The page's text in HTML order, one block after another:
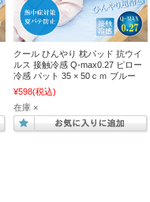
クール ひんやり 枕パッド 抗ウイ
ルス 接触冷感 Q-max0.27 ピロー
冷感 パット 35 × 50ｃｍ ブルー
¥598(税込)
在庫 ×